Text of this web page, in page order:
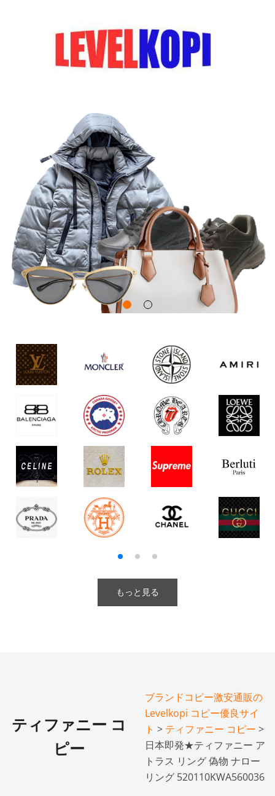
もっと見る
ティファニー コ
ピー
ブランドコピー激安通販の
Levelkopi コピー優良サイ
ト > ティファニー コピー >
日本即発★ティファニー ア
トラス リング 偽物 ナロー
リング 520110KWA560036